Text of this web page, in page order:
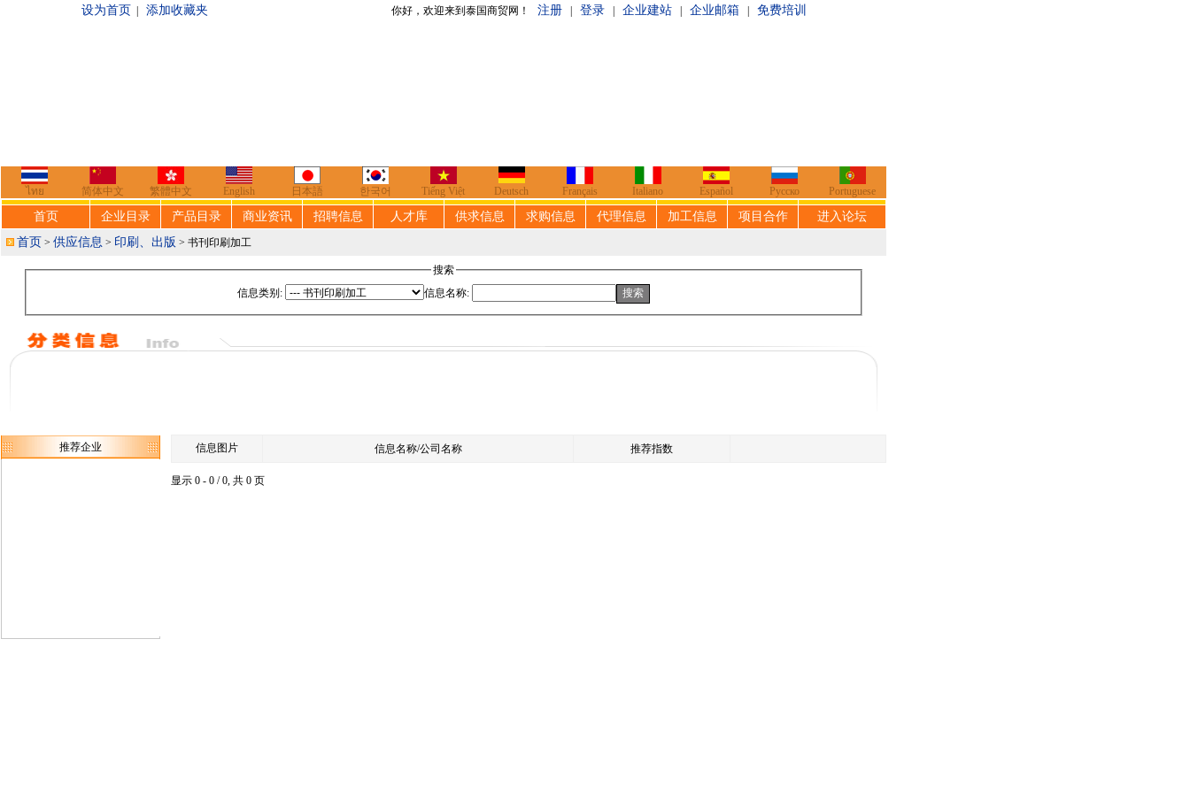
设为首页 添加收藏夹 你好，欢迎来到泰国商贸网！ 注册| 登录| 企业建站| 企业邮箱 免费培训
ไทย 简体中文 繁體中文 English 日本語 한국어 Tiếng Việt Deutsch Français Italiano Español Русско Portuguese
首页 企业目录 产品目录 商业资讯 招聘信息 人才库 供求信息 求购信息 代理信息 加工信息 项目合作
进入论坛
首页 > 供应信息 > 印刷、出版 > 书刊印刷加工
搜索
信息类别:
信息名称:
推荐企业 信息图片 信息名称/公司名称 推荐指数
显示 0 - 0 / 0, 共 0 页